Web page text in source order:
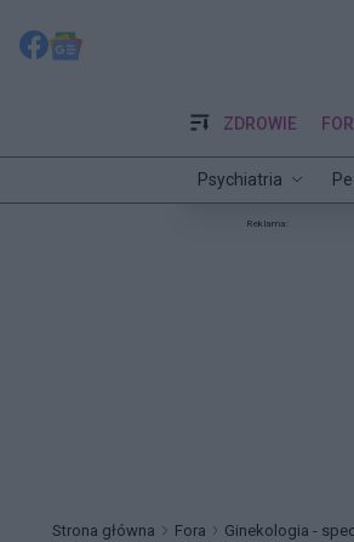
ZDROWIE
Psychiatria
Reklama:
Strona główna Fora Ginekologia -